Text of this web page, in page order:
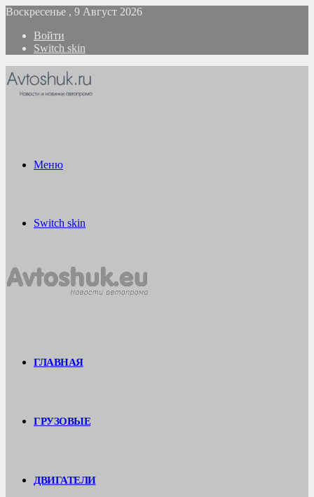
Воскресенье , 9 Август 2026
Войти
Switch skin
Меню
Switch skin
ГЛАВНАЯ
ГРУЗОВЫЕ
ДВИГАТЕЛИ